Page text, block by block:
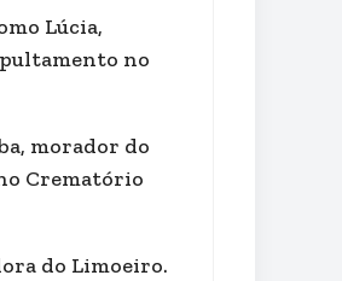
Lúcia,
no
morador do
Crematório
do Limoeiro.